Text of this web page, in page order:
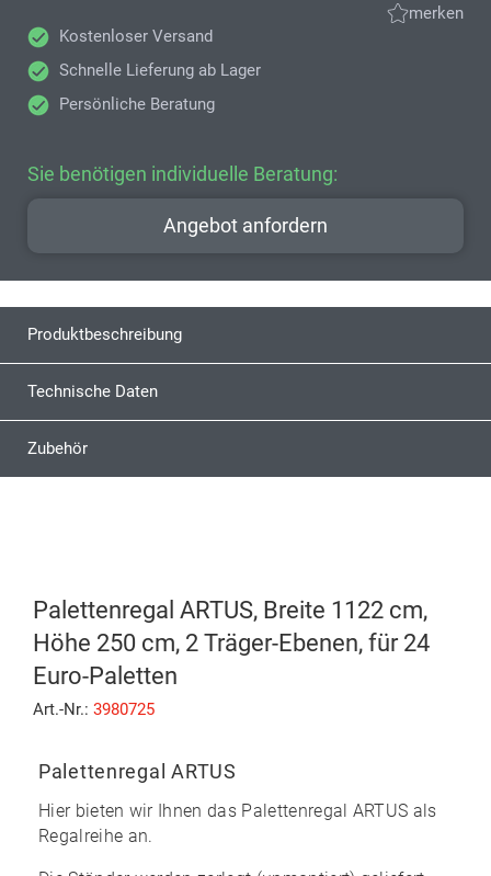
merken
Kostenloser Versand
Schnelle Lieferung ab Lager
Persönliche Beratung
Sie benötigen individuelle Beratung:
Angebot anfordern
Produktbeschreibung
Technische Daten
Zubehör
Palettenregal ARTUS, Breite 1122 cm,
Höhe 250 cm, 2 Träger-Ebenen, für 24
Euro-Paletten
Art.-Nr.: 3980725
Palettenregal ARTUS
Hier bieten wir Ihnen das Palettenregal ARTUS als
Regalreihe an.